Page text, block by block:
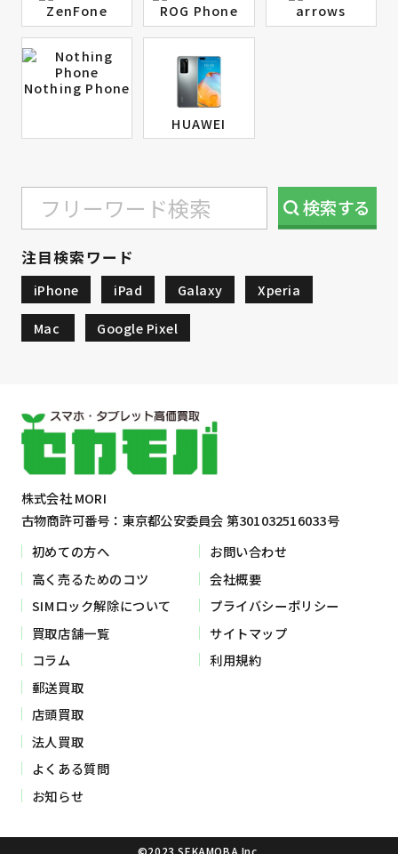
ZenFone ROG Phone arrows
Nothing Phone
HUAWEI
検索する
注目検索ワード
iPhone iPad Galaxy Xperia
Mac Google Pixel
株式会社 MORI
古物商許可番号：東京都公安委員会 第301032516033号
初めての方へ
高く売るためのコツ
SIMロック解除について
買取店舗一覧
コラム
郵送買取
店頭買取
法人買取
よくある質問
お知らせ
お問い合わせ
会社概要
プライバシーポリシー
サイトマップ
利用規約
©2023 SEKAMOBA Inc.